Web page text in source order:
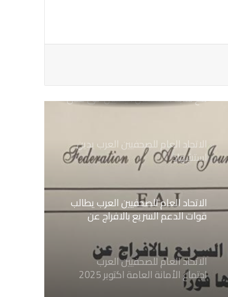
اهتمام الأوضاع الحالية فى ســوريــا
الاتحاد العام للصحفيين العرب يتضامن
مع نقابة الصحفيين اليمنيين فى عدن
ضد الإجراءات التعسفية من السلطات
الاتحاد العام للصحفيين العرب يدين
استشهاد
ثلاثة صحفيين فلسطينيين باستهداف
إسرائيلي وسط قطاع غزة
الاتحاد العام للصحفيين العرب يطالب
قوات الدعم السريع بالافراج عن
الصحفيين السودانيين المعتقلين لديها
الاتحاد العام للصحفيين العرب
اجتماع الأمانة العامة اكتوبر 2025